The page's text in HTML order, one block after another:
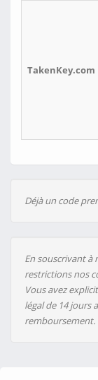
TakenKey.com
Déjà un code
En souscrivant à
restrictions nos
Vous avez
légal de 14 jours
remboursement.